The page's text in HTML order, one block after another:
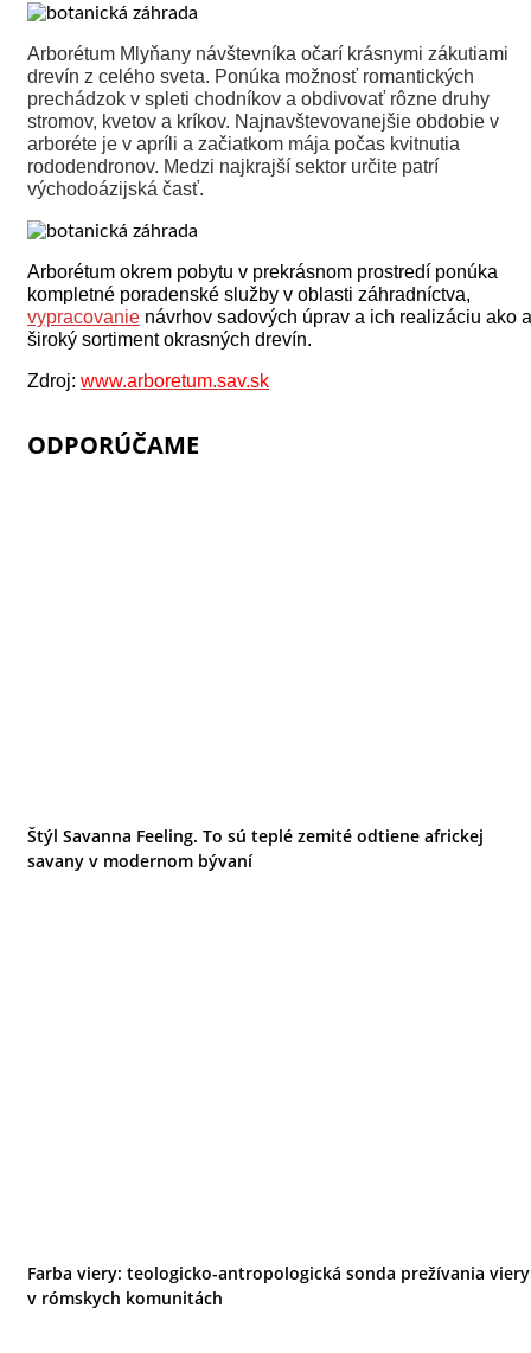
Arborétum Mlyňany návštevníka očarí krásnymi zákutiami
drevín z celého sveta. Ponúka možnosť romantických
prechádzok v spleti chodníkov a obdivovať rôzne druhy
stromov, kvetov a kríkov. Najnavštevovanejšie obdobie v
arboréte je v apríli a začiatkom mája počas kvitnutia
rododendronov. Medzi najkrajší sektor určite patrí
východoázijská časť.
Arborétum okrem pobytu v prekrásnom prostredí ponúka
kompletné poradenské služby v oblasti záhradníctva,
vypracovanie návrhov sadových úprav a ich realizáciu ako
široký sortiment okrasných drevín.
Zdroj: www.arboretum.sav.sk
ODPORÚČAME
Štýl Savanna Feeling. To sú teplé zemité odtiene africkej
savany v modernom bývaní
Farba viery: teologicko-antropologická sonda prežívania viery
v rómskych komunitách